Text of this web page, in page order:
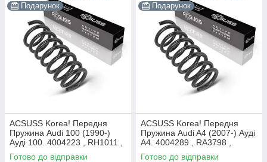
Подарунок
ACSUSS Korea! Передня
Пружина Audi 100 (1990-)
Ауді 100. 4004223 , RH1011 ,
997224. Аксусс Корея
Готово до відправки
Подарунок
ACSUSS Korea! Передня
Пружина Audi A4 (2007-) Ауді
А4. 4004289 , RA3798 ,
993124. Аксусс Корея
Готово до відправки